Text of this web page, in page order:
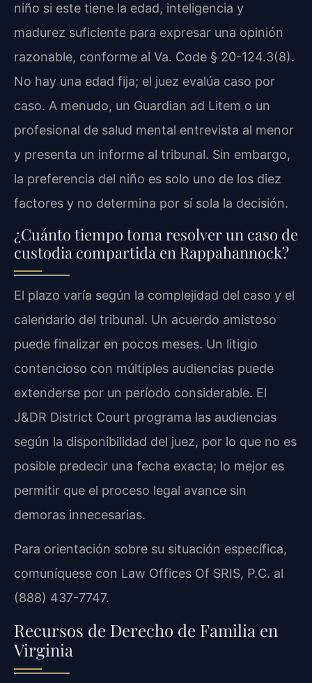
niño si este tiene la edad, inteligencia y
madurez suficiente para expresar una opinión
razonable, conforme al Va. Code § 20-124.3(8).
No hay una edad fija; el juez evalúa caso por
caso. A menudo, un Guardian ad Litem o un
profesional de salud mental entrevista al menor
y presenta un informe al tribunal. Sin embargo,
la preferencia del niño es solo uno de los diez
factores y no determina por sí sola la decisión.
¿Cuánto tiempo toma resolver un caso de
custodia compartida en Rappahannock?
El plazo varía según la complejidad del caso y el
calendario del tribunal. Un acuerdo amistoso
puede finalizar en pocos meses. Un litigio
contencioso con múltiples audiencias puede
extenderse por un período considerable. El
J&DR District Court programa las audiencias
según la disponibilidad del juez, por lo que no es
posible predecir una fecha exacta; lo mejor es
permitir que el proceso legal avance sin
demoras innecesarias.
Para orientación sobre su situación específica,
comuníquese con Law Offices Of SRIS, P.C. al
(888) 437-7747.
Recursos de Derecho de Familia en
Virginia